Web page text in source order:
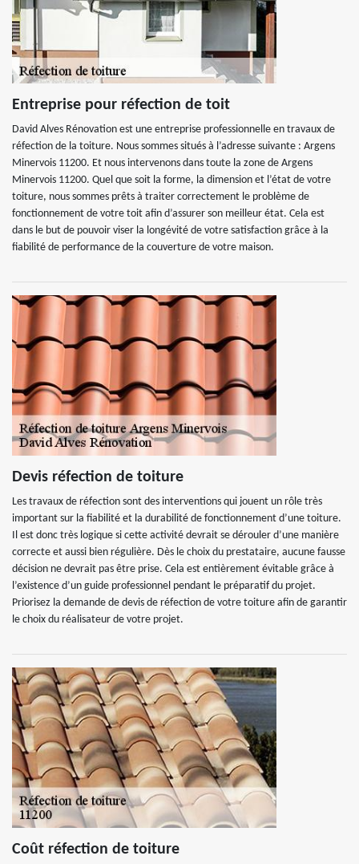
Entreprise pour réfection de toit
David Alves Rénovation est une entreprise professionnelle en travaux de
réfection de la toiture. Nous sommes situés à l’adresse suivante : Argens
Minervois 11200. Et nous intervenons dans toute la zone de Argens
Minervois 11200. Quel que soit la forme, la dimension et l’état de votre
toiture, nous sommes prêts à traiter correctement le problème de
fonctionnement de votre toit afin d’assurer son meilleur état. Cela est
dans le but de pouvoir viser la longévité de votre satisfaction grâce à la
fiabilité de performance de la couverture de votre maison.
Devis réfection de toiture
Les travaux de réfection sont des interventions qui jouent un rôle très
important sur la fiabilité et la durabilité de fonctionnement d’une toiture.
Il est donc très logique si cette activité devrait se dérouler d’une manière
correcte et aussi bien régulière. Dès le choix du prestataire, aucune fausse
décision ne devrait pas être prise. Cela est entièrement évitable grâce à
l’existence d’un guide professionnel pendant le préparatif du projet.
Priorisez la demande de devis de réfection de votre toiture afin de garantir
le choix du réalisateur de votre projet.
Coût réfection de toiture